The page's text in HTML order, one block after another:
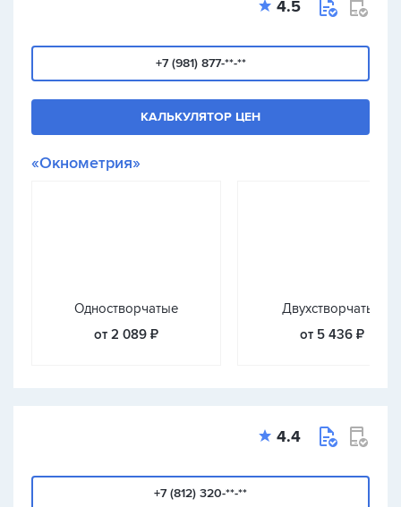
4.5
+7 (981) 877-**-**
КАЛЬКУЛЯТОР ЦЕН
«Окнометрия»
Одностворчатые
от 2 089 ₽
Двухстворчатые
от 5 436 ₽
4.4
+7 (812) 320-**-**